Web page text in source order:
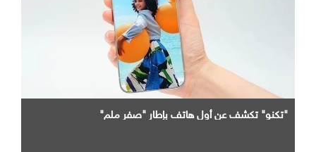
"تكنو" تكشف عن أول هاتف بإطار "صفر ملم"